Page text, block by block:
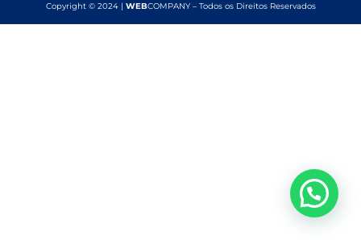
Copyright © 2024 | WEBCOMPANY – Todos os Direitos Reservados